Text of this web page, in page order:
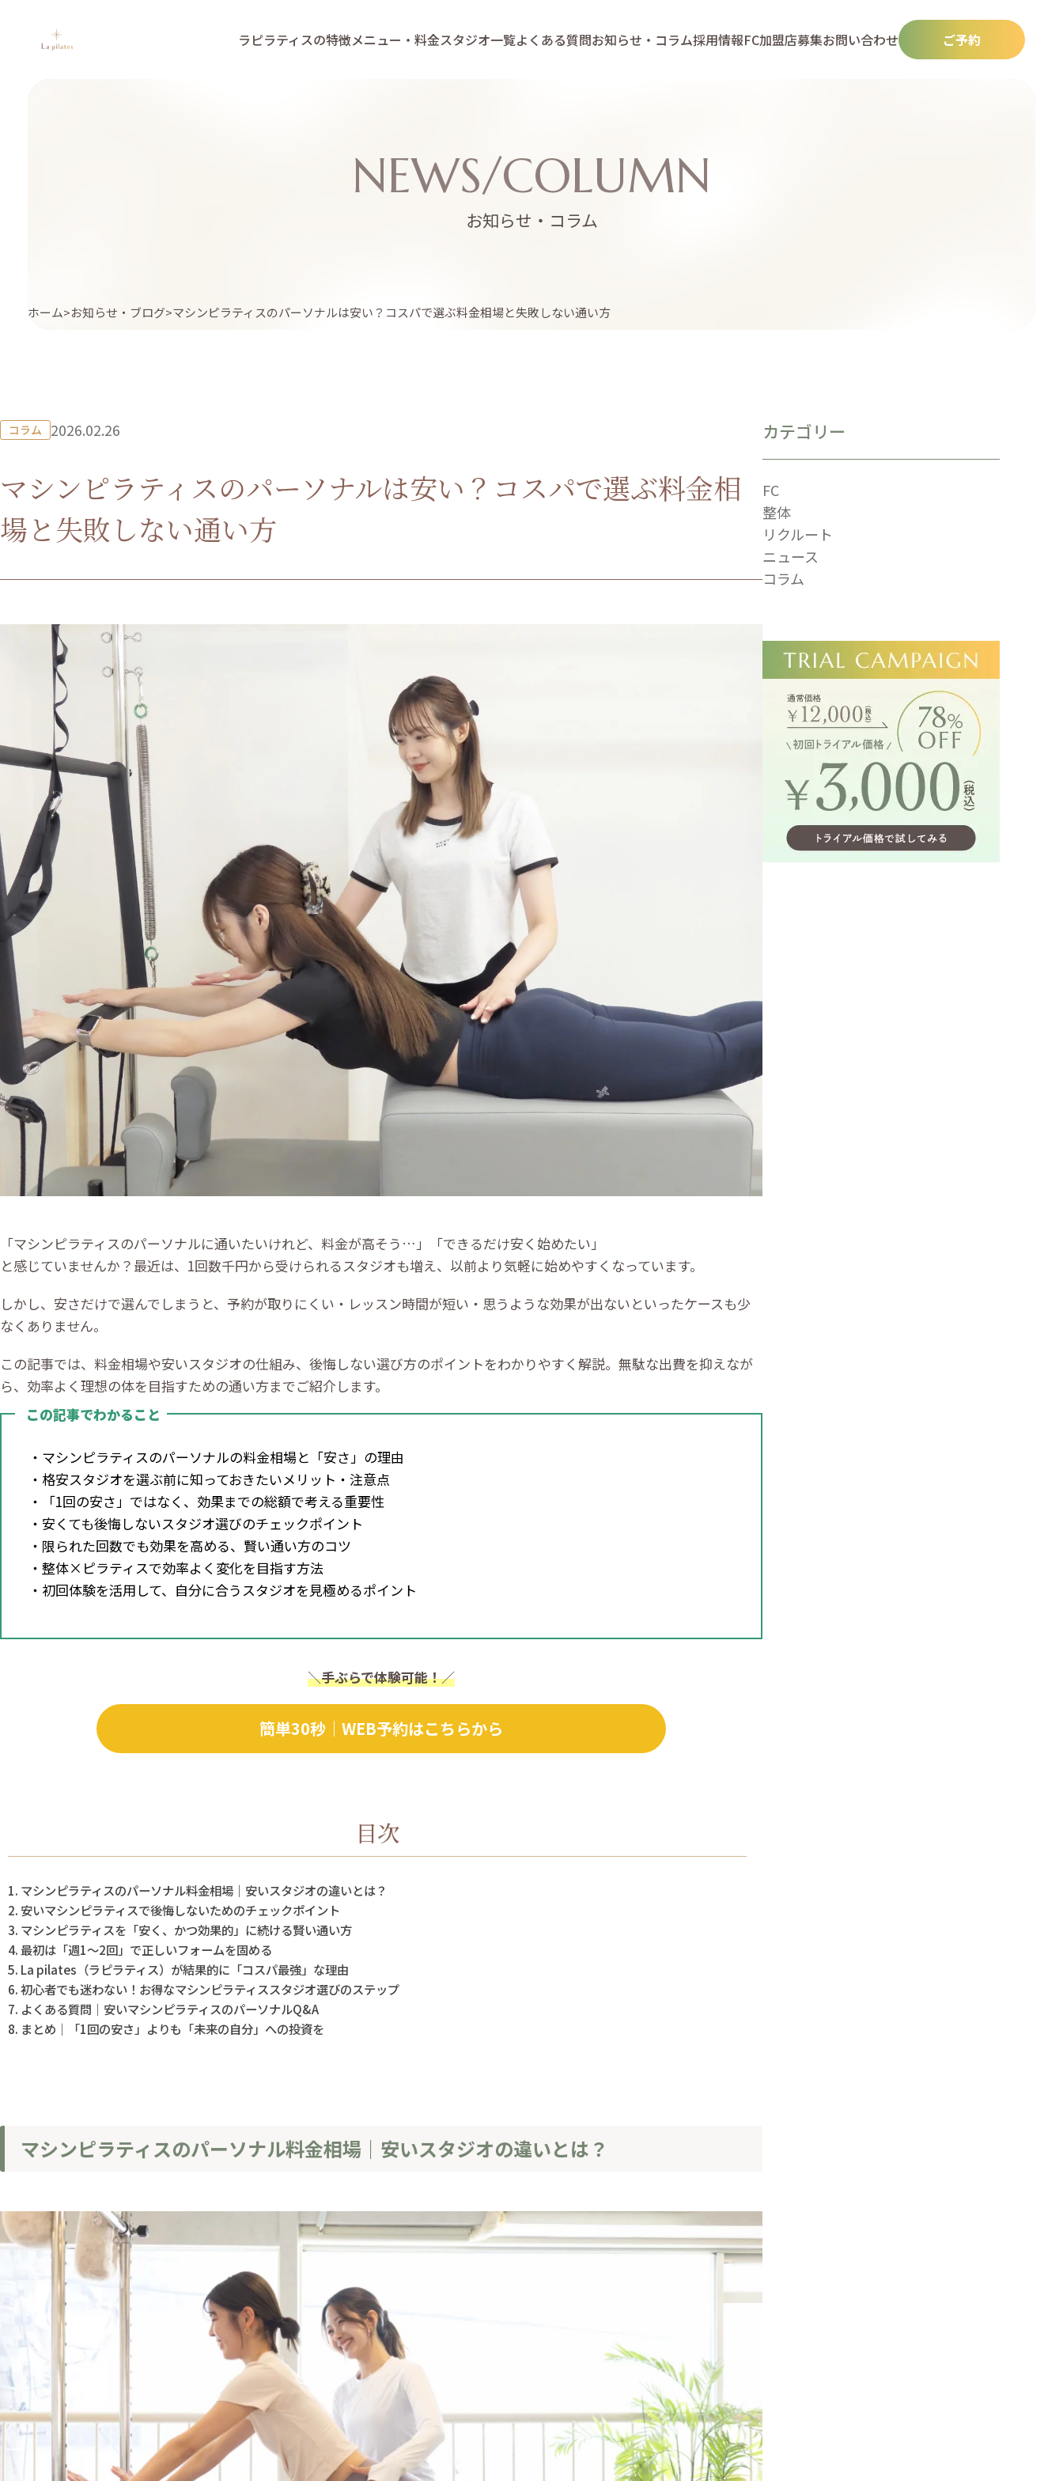
ラピラティスの特徴メニュー・料金スタジオ一覧よくある質問お知らせ・コラム採用情報FC加盟店募集お問い合わせ ご予約
NEWS/COLUMN
お知らせ・コラム
ホーム お知らせ・ブログ マシンピラティスのパーソナルは安い？コスパで選ぶ料金相場と失敗しない通い方
コラム 2026.02.26
マシンピラティスのパーソナルは安い？コスパで選ぶ料金相
場と失敗しない通い方
「マシンピラティスのパーソナルに通いたいけれど、料金が高そう…」「できるだけ安く始めたい」
と感じていませんか？最近は、1回数千円から受けられるスタジオも増え、以前より気軽に始めやすくなっています。
しかし、安さだけで選んでしまうと、予約が取りにくい・レッスン時間が短い・思うような効果が出ないといったケースも少
なくありません。
この記事では、料金相場や安いスタジオの仕組み、後悔しない選び方のポイントをわかりやすく解説。無駄な出費を抑えなが
ら、効率よく理想の体を目指すための通い方までご紹介します。
この記事でわかること
・マシンピラティスのパーソナルの料金相場と「安さ」の理由
・格安スタジオを選ぶ前に知っておきたいメリット・注意点
・「1回の安さ」ではなく、効果までの総額で考える重要性
・安くても後悔しないスタジオ選びのチェックポイント
・限られた回数でも効果を高める、賢い通い方のコツ
・整体×ピラティスで効率よく変化を目指す方法
・初回体験を活用して、自分に合うスタジオを見極めるポイント
＼手ぶらで体験可能！／
簡単30秒｜WEB予約はこちらから
目次
マシンピラティスのパーソナル料金相場｜安いスタジオの違いとは？
安いマシンピラティスで後悔しないためのチェックポイント
マシンピラティスを「安く、かつ効果的」に続ける賢い通い方
最初は「週1〜2回」で正しいフォームを固める
La pilates（ラピラティス）が結果的に「コスパ最強」な理由
初心者でも迷わない！お得なマシンピラティススタジオ選びのステップ
よくある質問｜安いマシンピラティスのパーソナルQ&A
まとめ｜「1回の安さ」よりも「未来の自分」への投資を
マシンピラティスのパーソナル料金相場｜安いスタジオの違いとは？
カテゴリー
FC
整体
リクルート
ニュース
コラム